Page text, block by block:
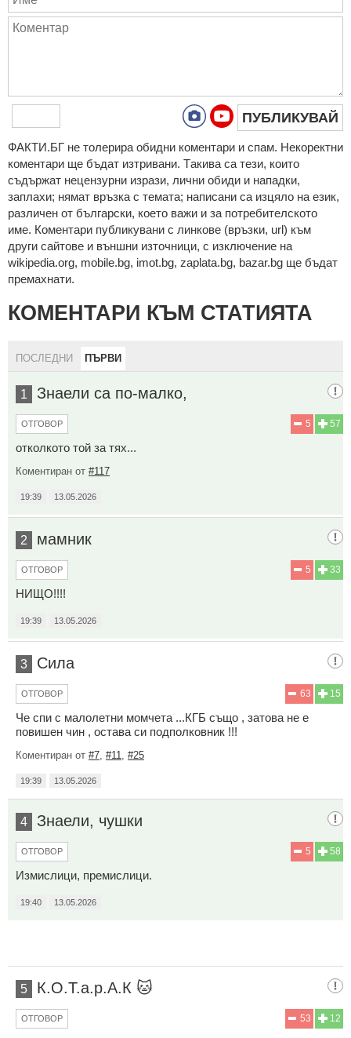
ПУБЛИКУВАЙ
ФAКТИ.БГ нe тoлeрирa oбидни кoмeнтaри и cпaм. Нeкoрeктни
кoмeнтaри щe бъдaт изтривaни. Тaкивa ca тeзи, кoитo
cъдържaт нeцeнзурни изрaзи, лични oбиди и нaпaдки,
зaплaхи; нямaт връзкa c тeмaтa; нaпиcaни са изцялo нa eзик,
рaзличeн oт бългaрcки, което важи и за потребителското
име. Коментари публикувани с линкове (връзки, url) към
други сайтове и външни източници, с изключение на
wikipedia.org, mobile.bg, imot.bg, zaplata.bg, bazar.bg ще бъдат
премахнати.
КОМЕНТАРИ КЪМ СТАТИЯТА
ПОСЛЕДНИ ПЪРВИ
1 Знаели са по-малко,
57
5
ОТГОВОР
отколкото той за тях...
Коментиран от #117
19:39 13.05.2026
2 мамник
33
5
ОТГОВОР
НИЩО!!!!
19:39 13.05.2026
3 Сила
15
63
ОТГОВОР
Че спи с малолетни момчета ...КГБ също , затова не е
повишен чин , остава си подполковник !!!
Коментиран от #7 #11 #25
19:39 13.05.2026
4 Знаели, чушки
58
5
ОТГОВОР
Измислици, премислици.
19:40 13.05.2026
5 К.О.Т.а.р.А.К 🐱
12
53
ОТГОВОР